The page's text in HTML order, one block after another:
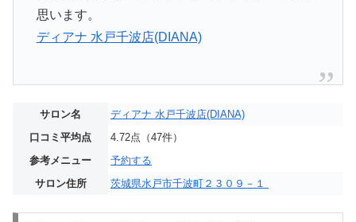
思います。
ディアナ 水戸千波店(DIANA)
サロン名
ディアナ 水戸千波店(DIANA)
口コミ平均点
4.72点（47件）
参考メニュー
予約する
サロン住所
茨城県水戸市千波町２３０９－１